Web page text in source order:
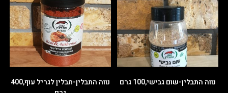
נווה התבלין-שום גבישי,100 גרם
נווה התבלין-תבלין לגריל עוף,400